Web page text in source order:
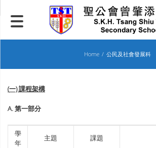
to
content
Home 公民及社會發展科
(一)課程架構
A. 第一部分
學
年
主題 課題